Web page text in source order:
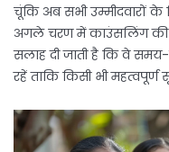
चूंकि अब सभी उम्मीदवारों के
अगले चरण में काउंसलिंग की
सलाह दी जाती है कि वे
रहें ताकि किसी भी